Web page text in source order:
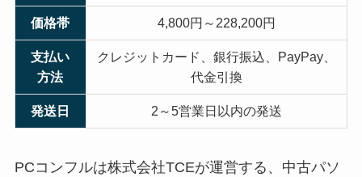
価格帯 4,800円～228,200円
支払い
方法
クレジットカード、銀行振込、PayPay、
代金引換
発送日 2～5営業日以内の発送
PCコンフルは株式会社TCEが運営する、中古パソ